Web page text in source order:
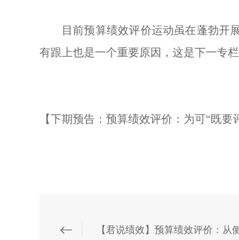
目前预算绩效评价运动虽在蓬勃开
有跟上也是一个重要原因，这是下一专栏
【下期预告：预算绩效评价 ：为可“既要